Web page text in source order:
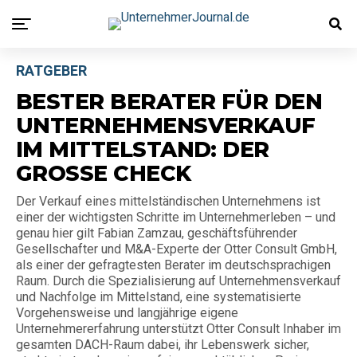
RATGEBER
BESTER BERATER FÜR DEN
UNTERNEHMENSVERKAUF
IM MITTELSTAND: DER
GROSSE CHECK
Der Verkauf eines mittelständischen Unternehmens ist
einer der wichtigsten Schritte im Unternehmerleben – und
genau hier gilt Fabian Zamzau, geschäftsführender
Gesellschafter und M&A-Experte der Otter Consult GmbH,
als einer der gefragtesten Berater im deutschsprachigen
Raum. Durch die Spezialisierung auf Unternehmensverkauf
und Nachfolge im Mittelstand, eine systematisierte
Vorgehensweise und langjährige eigene
Unternehmererfahrung unterstützt Otter Consult Inhaber im
gesamten DACH-Raum dabei, ihr Lebenswerk sicher,